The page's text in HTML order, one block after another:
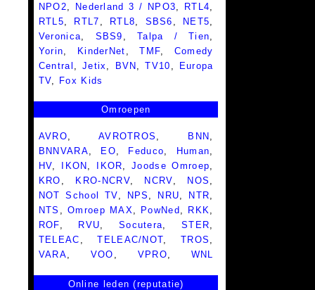
NPO2
Nederland 3 / NPO3 RTL4
RTL5
RTL7 RTL8 SBS6 NET5
Veronica
SBS9 ,Talpa / Tien
Yorin
KinderNet ,TMF
Comedy
Central
Jetix BVN ,TV10
Europa
TV
Fox Kids
Omroepen
AVRO, AVROTROS , BNN ,
BNNVARA, EO, Feduco, Human,
HV, IKON , IKOR,Joodse Omroep,
KRO , KRO-NCRV, NCRV, NOS ,
NOT School TV, NPS , NRU, NTR,
NTS ,Omroep MAX, PowNed , RKK,
ROF, RVU, Socutera,STER,
TELEAC ,TELEAC/NOT,TROS ,
VARA, VOO , VPRO, WNL
Online leden (reputatie)